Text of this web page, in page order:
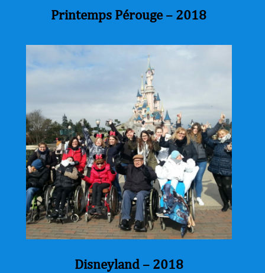
Printemps Pérouge – 2018
Disneyland – 2018